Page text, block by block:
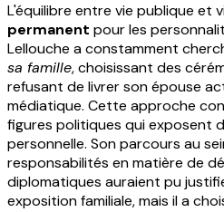
L'équilibre entre vie publique et
permanent pour les
Lellouche a constamment
sa famille, choisissant des
refusant de livrer son épouse
médiatique. Cette approche
figures politiques qui exposent
personnelle. Son parcours au
responsabilités en matière de
diplomatiques auraient pu
exposition familiale, mais il a